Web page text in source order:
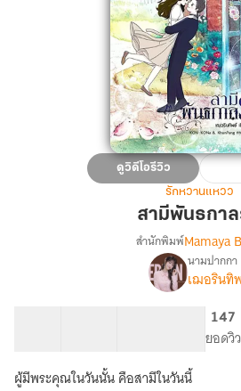
สามี
พันธ
ดูวิดีโอรีวิว
รักหวานแหวว
สามีพันธกา
เรื่อง
สามี
พันธ
กาล
รัก
สำนักพิมพ์Mamaya
นามปากกา
เฌอรินทิ
147
ยอดวิว
ผู้มีพระคุณในวันนั้น คือสามีในวันนี้